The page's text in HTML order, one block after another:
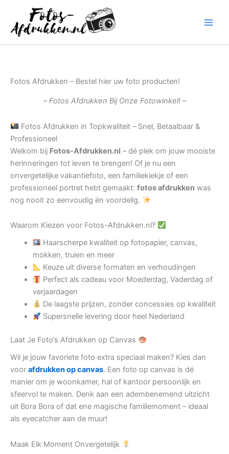
inhoud
Fotos Afdrukken – Bestel hier uw foto producten!
– Fotos Afdrukken Bij Onze Fotowinkel! –
Fotos Afdrukken in Topkwaliteit – Snel, Betaalbaar &
Professioneel
Welkom bij Fotos-Afdrukken.nl – dé plek om jouw mooiste
herinneringen tot leven te brengen! Of je nu een
onvergetelijke vakantiefoto, een familiekiekje of een
professioneel portret hebt gemaakt: fotos afdrukken was
nog nooit zo eenvoudig én voordelig.
Waarom Kiezen voor Fotos-Afdrukken.nl?
Haarscherpe kwaliteit op fotopapier, canvas,
mokken, truien en meer
Keuze uit diverse formaten en verhoudingen
Perfect als cadeau voor Moederdag, Vaderdag of
verjaardagen
De laagste prijzen, zonder concessies op kwaliteit
Supersnelle levering door heel Nederland
Laat Je Foto’s Afdrukken op Canvas
Wil je jouw favoriete foto extra speciaal maken? Kies dan
voor afdrukken op canvas. Een foto op canvas is dé
manier om je woonkamer, hal of kantoor persoonlijk en
sfeervol te maken. Denk aan een adembenemend uitzicht
uit Bora Bora of dat ene magische familiemoment – ideaal
als eyecatcher aan de muur!
Maak Elk Moment Onvergetelijk